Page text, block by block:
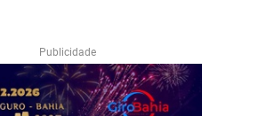
Publicidade